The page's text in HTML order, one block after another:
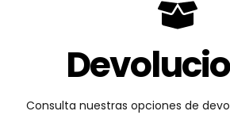
Consulta nuestras opciones de